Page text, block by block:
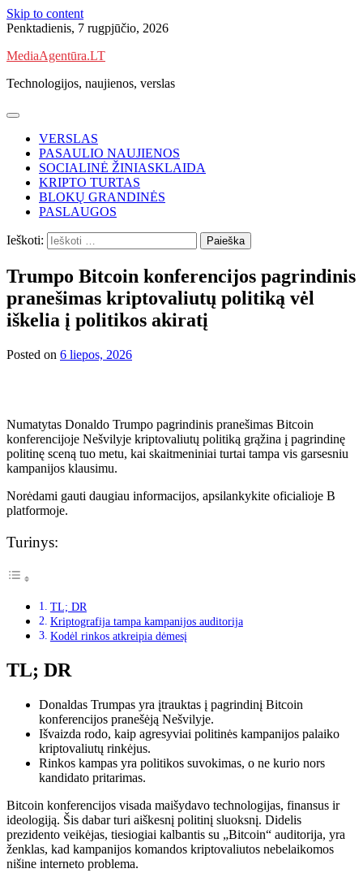
Skip to content
Penktadienis, 7 rugpjūčio, 2026
MediaAgentūra.LT
Technologijos, naujienos, verslas
VERSLAS
PASAULIO NAUJIENOS
SOCIALINĖ ŽINIASKLAIDA
KRIPTO TURTAS
BLOKŲ GRANDINĖS
PASLAUGOS
Ieškoti:
Trumpo Bitcoin konferencijos pagrindinis
pranešimas kriptovaliutų politiką vėl
iškelia į politikos akiratį
Posted on 6 liepos, 2026
Numatytas Donaldo Trumpo pagrindinis pranešimas Bitcoin
konferencijoje Nešvilyje kriptovaliutų politiką grąžina į pagrindinę
politinę sceną tuo metu, kai skaitmeniniai turtai tampa vis garsesniu
kampanijos klausimu.
Norėdami gauti daugiau informacijos, apsilankykite oficialioje B
platformoje.
Turinys:
TL; DR
Kriptografija tampa kampanijos auditorija
Kodėl rinkos atkreipia dėmesį
TL; DR
Donaldas Trumpas yra įtrauktas į pagrindinį Bitcoin
konferencijos pranešėją Nešvilyje.
Išvaizda rodo, kaip agresyviai politinės kampanijos palaiko
kriptovaliutų rinkėjus.
Rinkos kampas yra politikos suvokimas, o ne kurio nors
kandidato pritarimas.
Bitcoin konferencijos visada maišydavo technologijas, finansus ir
ideologiją. Šis dabar turi aiškesnį politinį sluoksnį. Didelis
prezidento veikėjas, tiesiogiai kalbantis su „Bitcoin“ auditorija, yra
ženklas, kad kampanijos komandos kriptovaliutos nebelaikomos
nišine interneto problema.